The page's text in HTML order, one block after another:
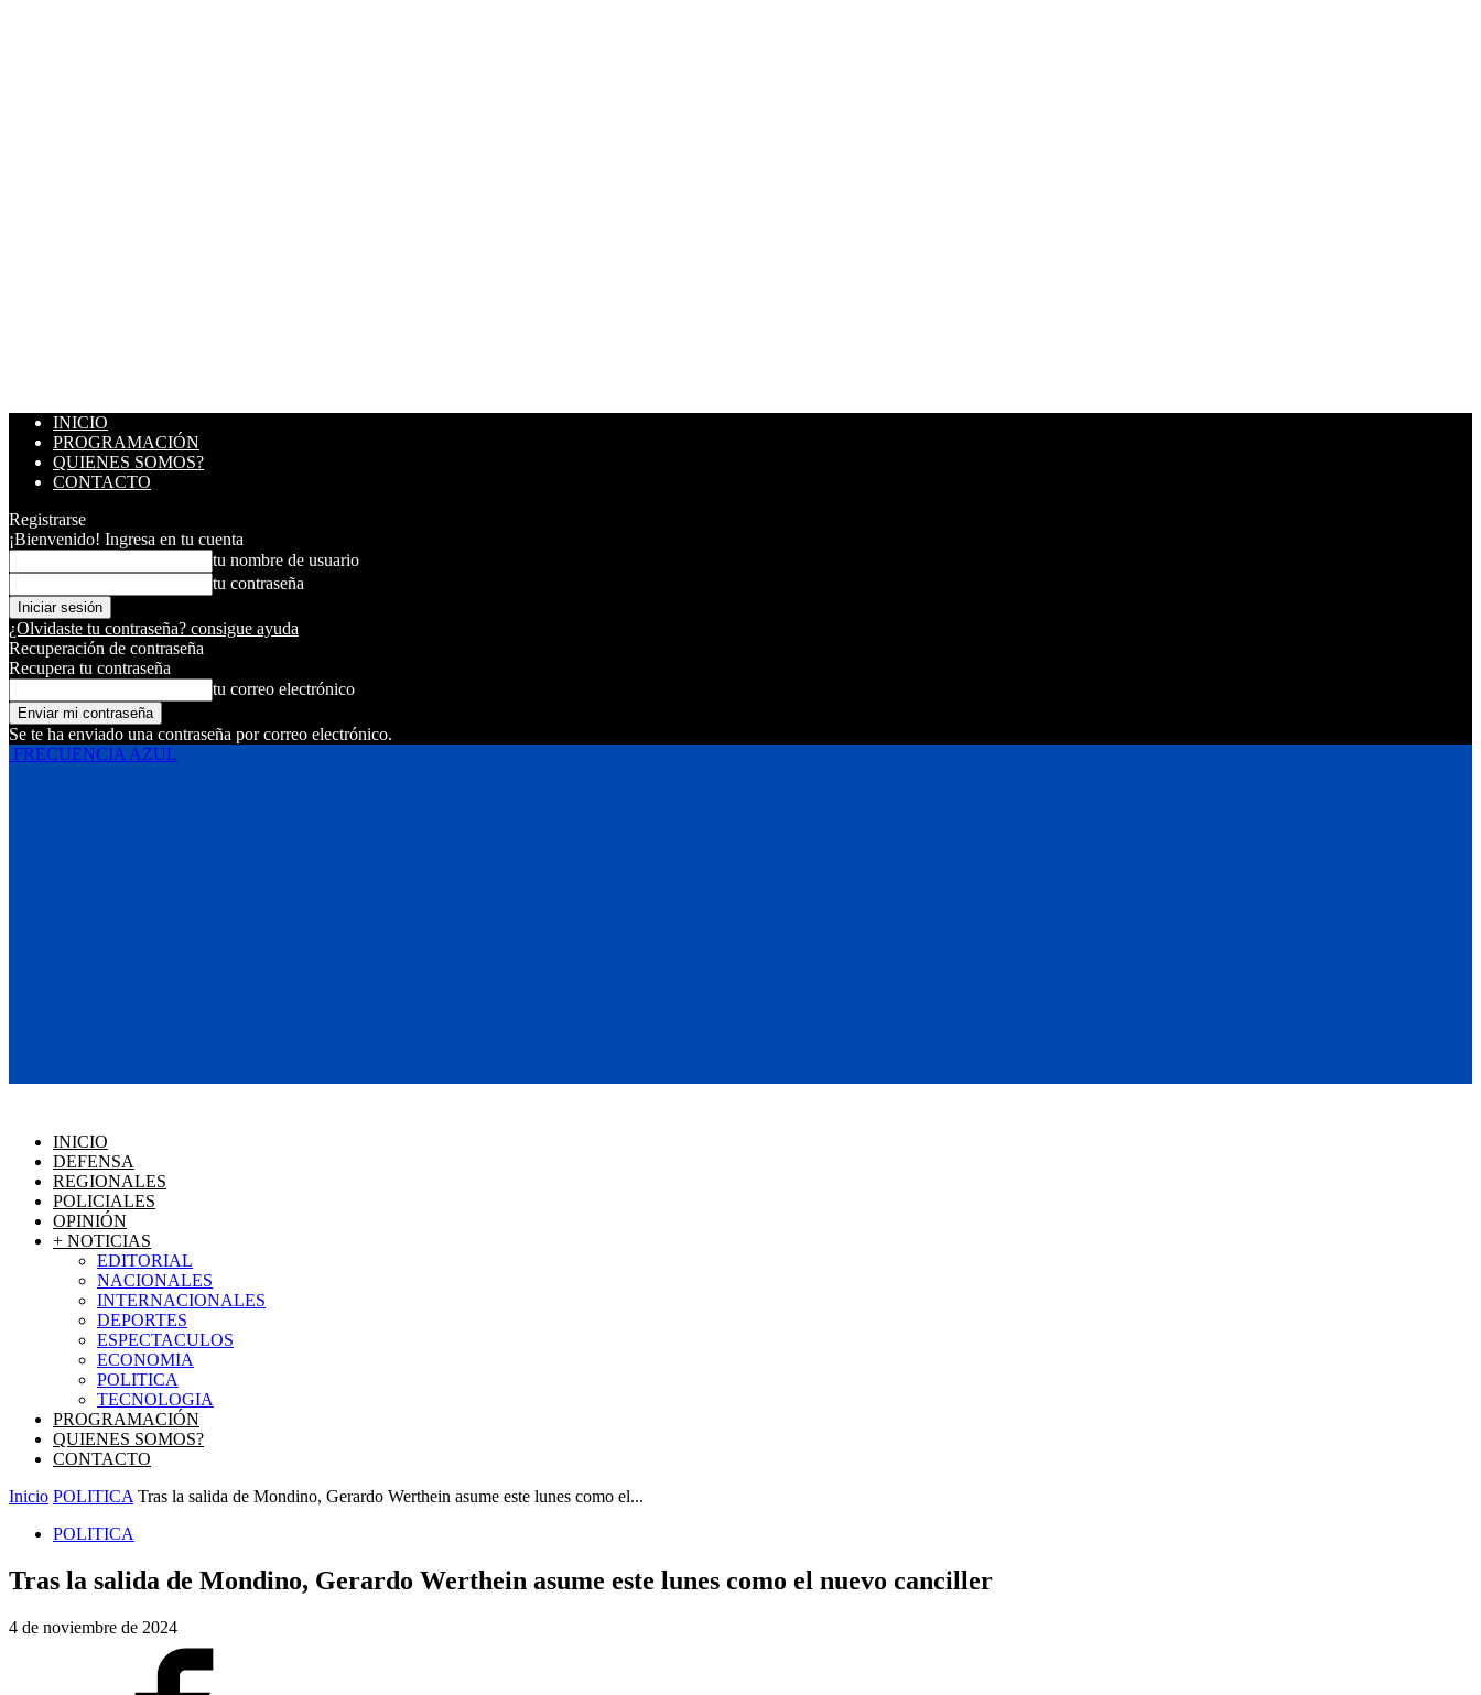
INICIO
PROGRAMACIÓN
QUIENES SOMOS?
CONTACTO
Registrarse
¡Bienvenido! Ingresa en tu cuenta
tu nombre de usuario
tu contraseña
¿Olvidaste tu contraseña? consigue ayuda
Recuperación de contraseña
Recupera tu contraseña
tu correo electrónico
Se te ha enviado una contraseña por correo electrónico.
FRECUENCIA AZUL
INICIO
DEFENSA
REGIONALES
POLICIALES
OPINIÓN
+ NOTICIAS
EDITORIAL
NACIONALES
INTERNACIONALES
DEPORTES
ESPECTACULOS
ECONOMIA
POLITICA
TECNOLOGIA
PROGRAMACIÓN
QUIENES SOMOS?
CONTACTO
Inicio POLITICA Tras la salida de Mondino, Gerardo Werthein asume este lunes como el...
POLITICA
Tras la salida de Mondino, Gerardo Werthein asume este lunes como el nuevo canciller
4 de noviembre de 2024